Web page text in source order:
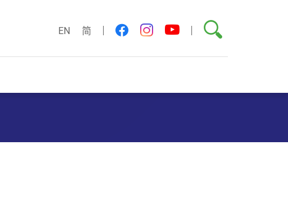
EN 简 facebookinstagram
youtube
搜尋